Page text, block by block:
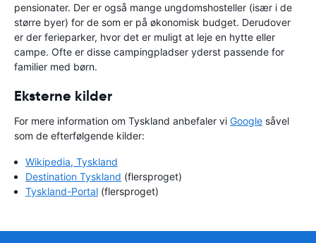
pensionater. Der er også mange ungdomshosteller (især i de
større byer) for de som er på økonomisk budget. Derudover
er der ferieparker, hvor det er muligt at leje en hytte eller
campe. Ofte er disse campingpladser yderst passende for
familier med børn.
Eksterne kilder
For mere information om Tyskland anbefaler vi Google såvel
som de efterfølgende kilder:
Wikipedia, Tyskland
Destination Tyskland (flersproget)
Tyskland-Portal (flersproget)